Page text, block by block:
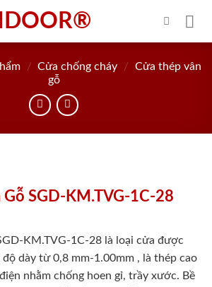
/ Cửa chống cháy /
Cửa thép vân
gỗ
Gỗ SGD-KM.TVG-1C-28
KM.TVG-1C-28 là loại cửa được
dày từ 0,8 mm-1.00mm , là thép cao
nhằm chống hoen gỉ, trầy xước. Bề